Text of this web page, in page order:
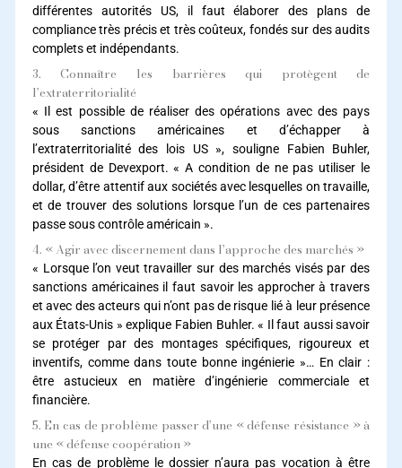
différentes autorités US, il faut élaborer des plans de
compliance très précis et très coûteux, fondés sur des audits
complets et indépendants.
3. Connaître les barrières qui protègent de
l’extraterritorialité
« Il est possible de réaliser des opérations avec des pays
sous sanctions américaines et d’échapper à
l’extraterritorialité des lois US », souligne Fabien Buhler,
président de Devexport. « A condition de ne pas utiliser le
dollar, d’être attentif aux sociétés avec lesquelles on travaille,
et de trouver des solutions lorsque l’un de ces partenaires
passe sous contrôle américain ».
4. « Agir avec discernement dans l’approche des marchés »
« Lorsque l’on veut travailler sur des marchés visés par des
sanctions américaines il faut savoir les approcher à travers
et avec des acteurs qui n’ont pas de risque lié à leur présence
aux États-Unis » explique Fabien Buhler. « Il faut aussi savoir
se protéger par des montages spécifiques, rigoureux et
inventifs, comme dans toute bonne ingénierie »… En clair :
être astucieux en matière d’ingénierie commerciale et
financière.
5. En cas de problème passer d’une « défense résistance » à
une « défense coopération »
En cas de problème le dossier n’aura pas vocation à être